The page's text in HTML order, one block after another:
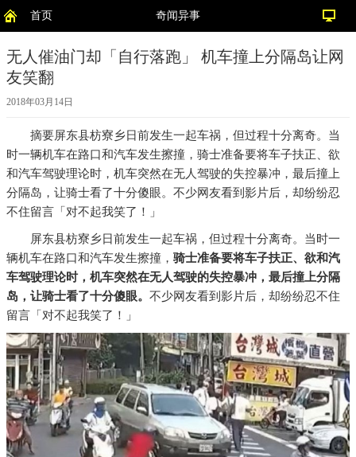
首页 奇闻异事
无人催油门却「自行落跑」 机车撞上分隔岛让网
友笑翻
2018年03月14日
摘要屏东县枋寮乡日前发生一起车祸，但过程十分离奇。当
时一辆机车在路口和汽车发生擦撞，骑士准备要将车子扶正、欲
和汽车驾驶理论时，机车突然在无人驾驶的失控暴冲，最后撞上
分隔岛，让骑士看了十分傻眼。不少网友看到影片后，却纷纷忍
不住留言「对不起我笑了！」
屏东县枋寮乡日前发生一起车祸，但过程十分离奇。当时一
辆机车在路口和汽车发生擦撞， 骑士准备要将车子扶正、欲和汽
车驾驶理论时，机车突然在无人驾驶的失控暴冲，最后撞上分隔
岛，让骑士看了十分傻眼。 不少网友看到影片后，却纷纷忍不住
留言「对不起我笑了！」